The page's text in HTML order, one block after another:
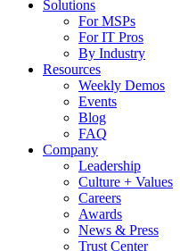
Solutions
For MSPs
For IT Pros
By Industry
Resources
Weekly Demos
Events
Blog
FAQ
Company
Leadership
Culture + Values
Careers
Awards
News & Press
Trust Center